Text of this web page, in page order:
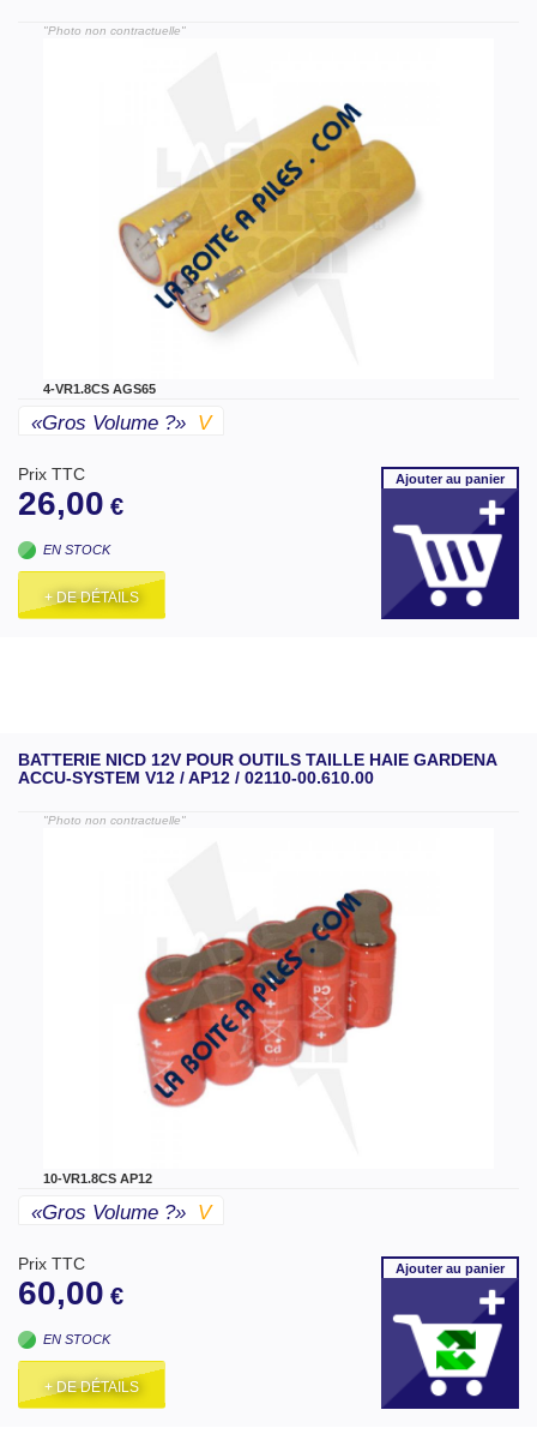
"Photo non contractuelle"
4-VR1.8CS AGS65
«gros Volume ?» V
Prix TTC
26,00 €
EN STOCK
+ DE DÉTAILS
Ajouterau panier
BATTERIE NICD 12V POUR OUTILS TAILLE HAIE GARDENA
ACCU-SYSTEM V12 / AP12 / 02110-00.610.00
"Photo non contractuelle"
10-VR1.8CS AP12
«gros Volume ?» V
Prix TTC
60,00 €
EN STOCK
+ DE DÉTAILS
Ajouterau panier